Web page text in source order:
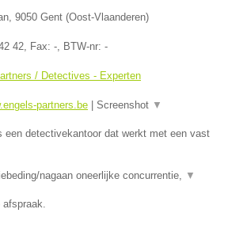
, 9050 Gent (Oost-Vlaanderen)
42, Fax: -, BTW-nr: -
/ Detectives - Experten
partners.be Screenshot ▼
een detectivekantoor dat werkt met een vast
nagaan oneerlijke concurrentie, ▼
afspraak.